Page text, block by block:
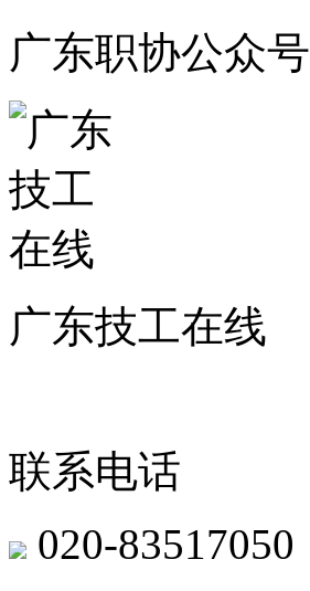
广东职协公众号
广东技工在线
联系电话
020-83517050